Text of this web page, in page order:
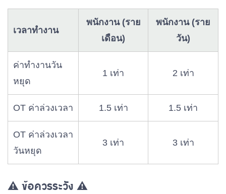
เวลาทำงาน
พนักงาน (ราย
เดือน)
พนักงาน (ราย
วัน)
ค่าทำงานวัน
หยุด
1 เท่า 2 เท่า
OT ค่าล่วงเวลา 1.5 เท่า 1.5 เท่า
OT ค่าล่วงเวลา
วันหยุด
3 เท่า 3 เท่า
⚠️ ข้อควรระวัง ⚠️